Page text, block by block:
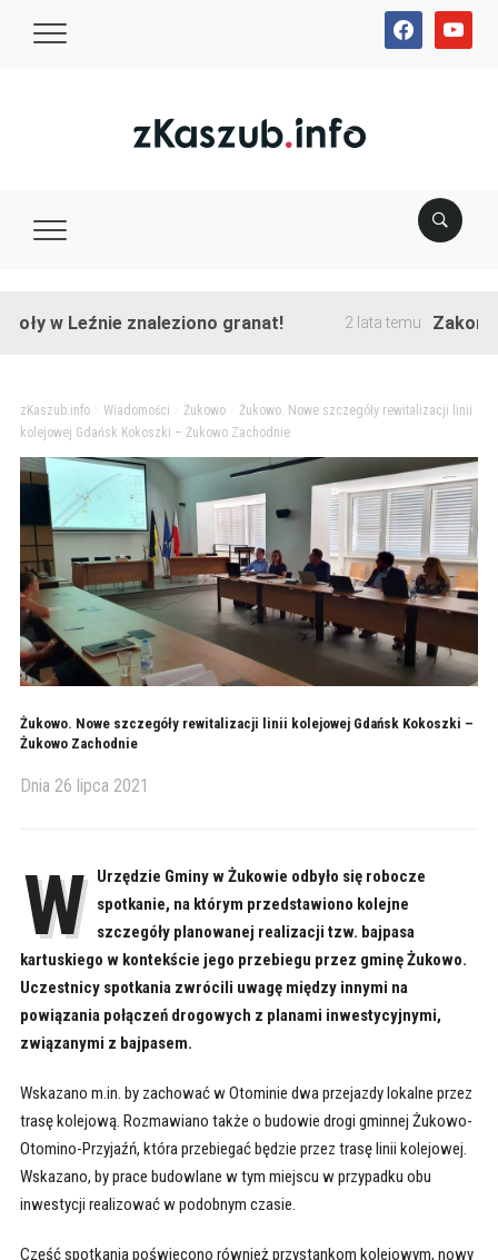
facebookyoutube
Leźnie znaleziono granat! 2 lata temu Zakończono
zKaszub.info> Wiadomości Żukowo> Żukowo. Nowe szczegóły rewitalizacji linii
kolejowej Gdańsk Kokoszki – Żukowo Zachodnie
Żukowo. Nowe szczegóły rewitalizacji linii kolejowej Gdańsk Kokoszki –
Żukowo Zachodnie
Dnia 26 lipca 2021
W
Urzędzie Gminy w Żukowie odbyło się robocze
spotkanie, na którym przedstawiono kolejne
szczegóły planowanej realizacji tzw. bajpasa
kartuskiego w kontekście jego przebiegu przez gminę Żukowo.
Uczestnicy spotkania zwrócili uwagę między innymi na
powiązania połączeń drogowych z planami inwestycyjnymi,
związanymi z bajpasem.
Wskazano m.in. by zachować w Otominie dwa przejazdy lokalne przez
trasę kolejową. Rozmawiano także o budowie drogi gminnej Żukowo-
Otomino-Przyjaźń, która przebiegać będzie przez trasę linii kolejowej.
Wskazano, by prace budowlane w tym miejscu w przypadku obu
inwestycji realizować w podobnym czasie.
Część spotkania poświecono również przystankom kolejowym, nowy